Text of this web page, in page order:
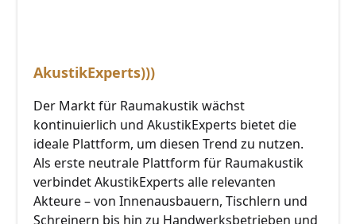
AkustikExperts)))
Der Markt für Raumakustik wächst
kontinuierlich und AkustikExperts bietet die
ideale Plattform, um diesen Trend zu nutzen.
Als erste neutrale Plattform für Raumakustik
verbindet AkustikExperts alle relevanten
Akteure – von Innenausbauern, Tischlern und
Schreinern bis hin zu Handwerksbetrieben und